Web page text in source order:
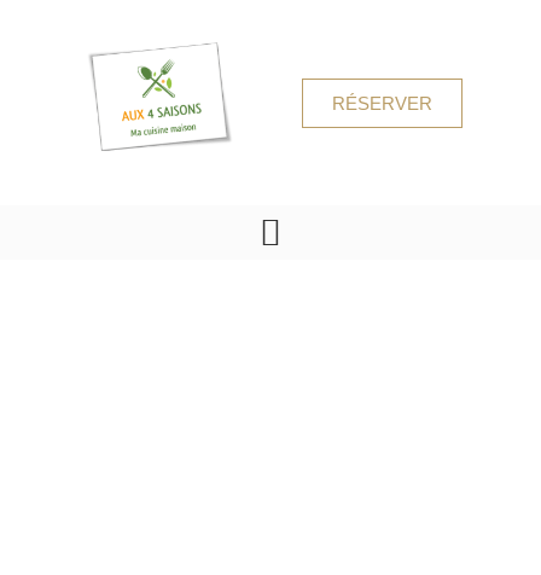
RÉSERVER